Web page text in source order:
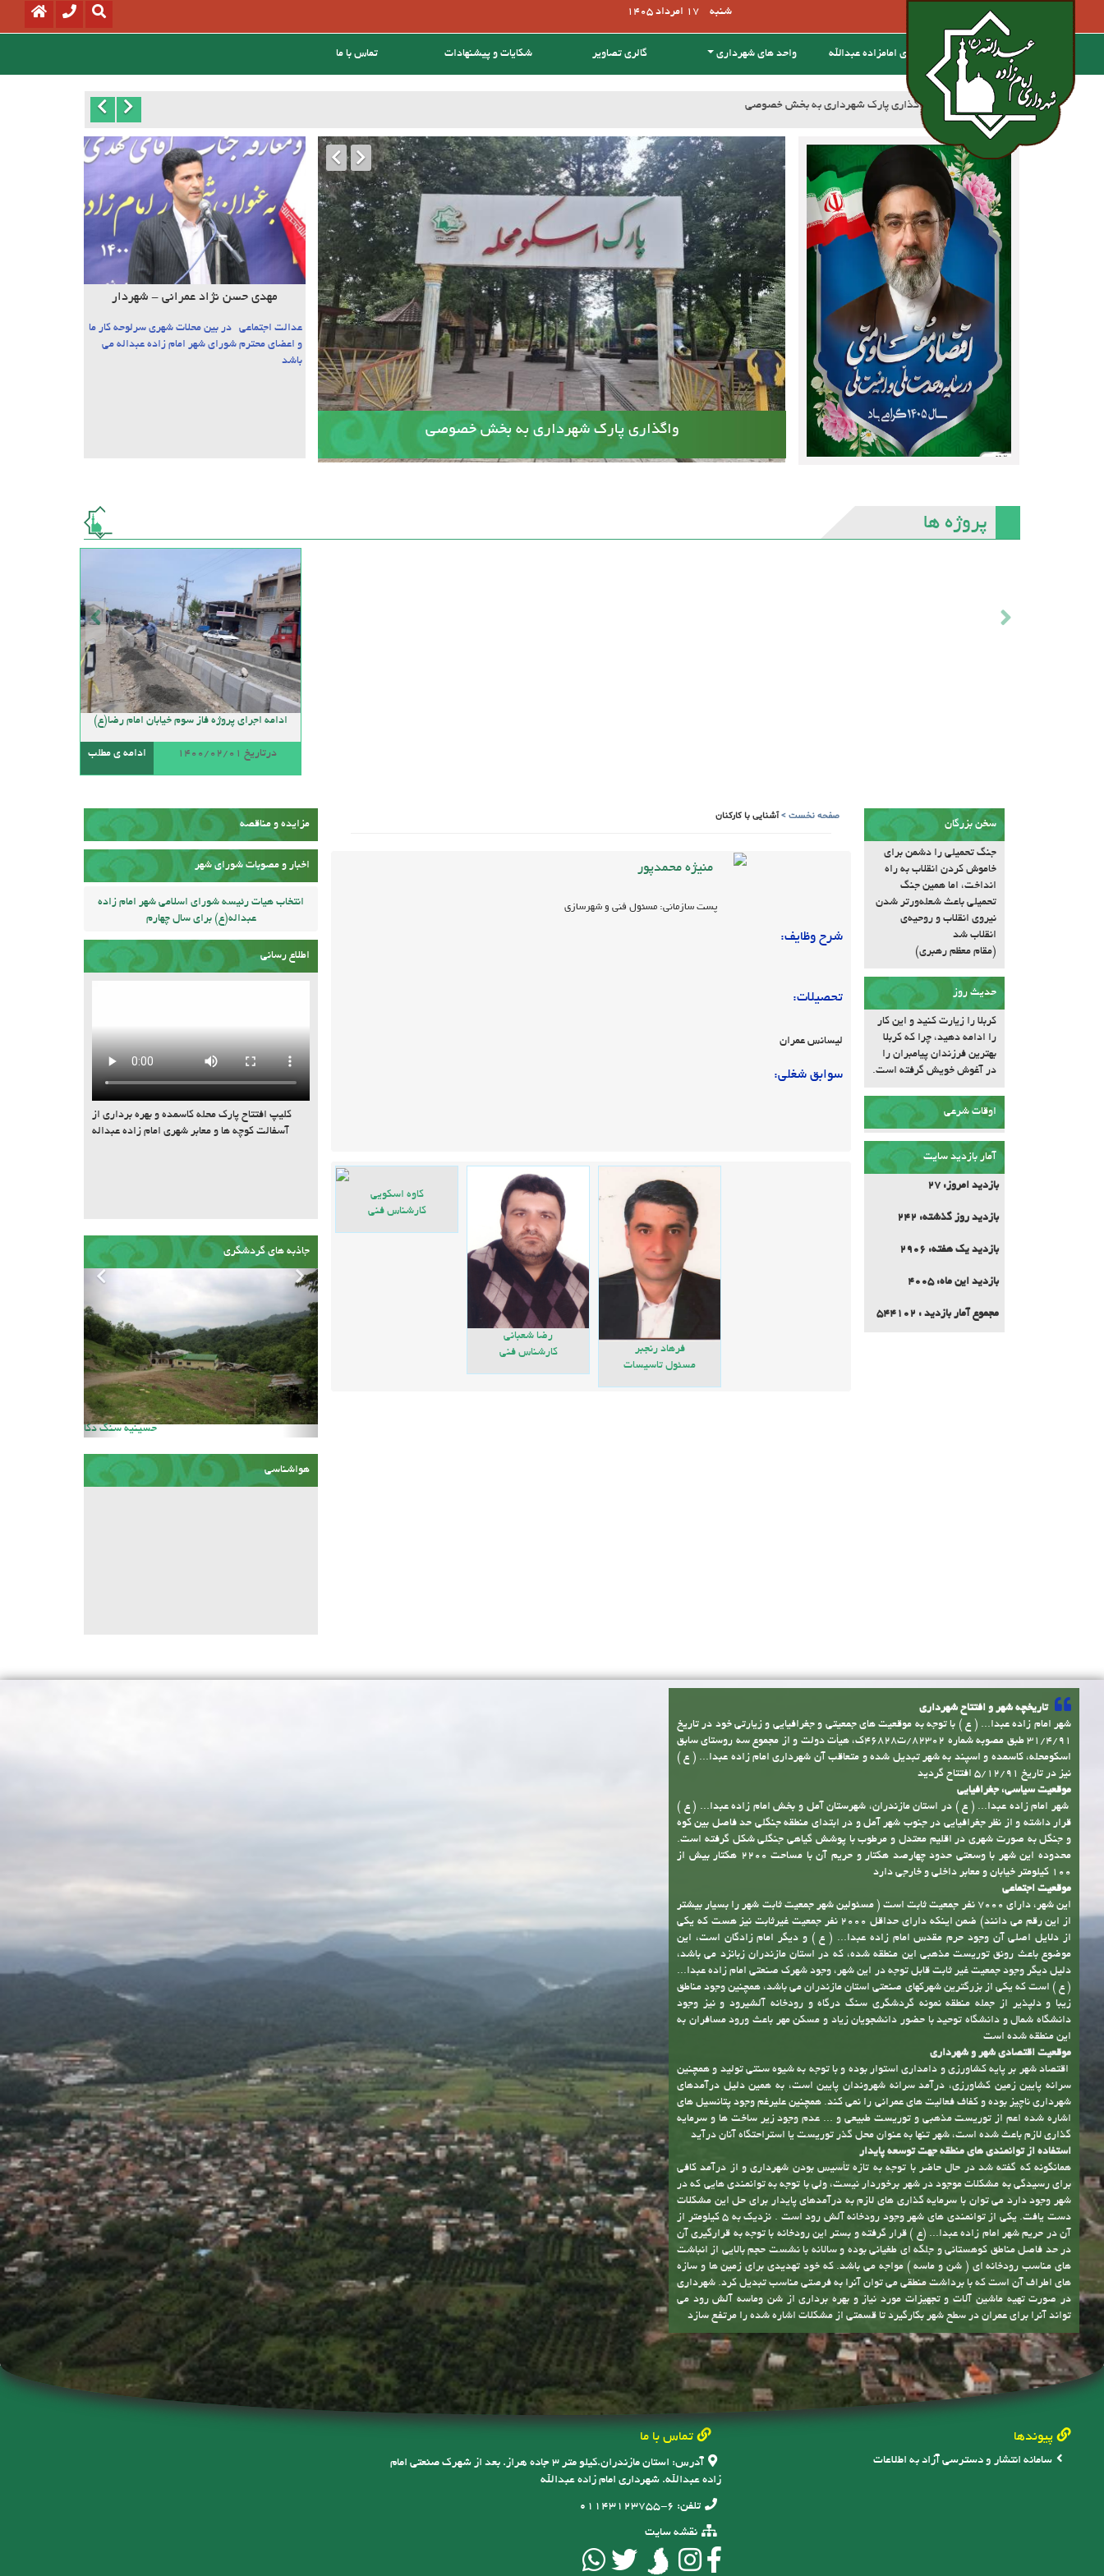
شنبه 17 امرداد 1405
تماس با ما شکایات و پیشنهادات گالری تصاویر واحد های شهرداری درباره ی امامزاده عبدالله خانه
:خبر آسفالت کوچه وصال ۲۰
آسفالت کوچه وصال ۲۰
مهدی حسن نژاد عمرانی - شهردار
عدالت اجتماعی در بین محلات شهری سرلوحه کار ما
و اعضای محترم شورای شهر امام زاده عبداله می
باشد
پروژه ها
ادامه اجرای پروژه فاز سوم خیابان امام رضا(ع)
ادامه ی مطلب درتاریخ 1400/02/01
مزایده و مناقصه
اخبار و مصوبات شورای شهر
انتخاب هیات رئیسه شورای اسلامی شهر امام زاده
عبداله(ع) برای سال چهارم
اطلاع رسانی
کلیپ افتتاح پارک محله کاسمده و بهره برداری از
آسفالت کوچه ها و معابر شهری امام زاده عبداله
جاذبه های گردشگری
هواشناسی
صفحه نخست >آشنایی با کارکنان
منیژه محمدپور
پست سازمانی: مسئول فنی و شهرسازی
شرح وظایف:
تحصیلات:
لیسانس عمران
سوابق شغلی:
کاوه اسکویی
کارشناس فنی
رضا شعبانی
کارشناس فنی
فرهاد رنجبر
مسئول تاسیسات
سخن بزرگان
جنگ تحمیلی را دشمن برای
خاموش کردن انقلاب به راه
انداخت، اما همین جنگ
تحمیلی باعث شعله‌ورتر شدن
نیروی انقلاب و روحیه‌ی
انقلاب شد
(مقام معظم رهبری)
حدیث روز
کربلا را زیارت کنید و این کار
را ادامه دهید، چرا که کربلا
بهترین فرزندان پیامبران را
در آغوش خویش گرفته است.
اوقات شرعی
آمار بازدید سایت
بازدید امروز: 27
بازدید روز گذشته: 242
بازدید یک هفته: 2906
بازدید این ماه: 4005
مجموع آمار بازدید : 544102
تاریخچه شهر و افتتاح شهرداری
شهر امام زاده عبدا... ( ع ) با توجه به موقعیت های جمعیتی و جغرافیایی و زیارتی خود در تاریخ
31/4/91 طبق مصوبه شماره 82302/ت46828ک، هیأت دولت و از مجموع سه روستای سابق
اسکومحله، کاسمده و اسپند به شهر تبدیل شده و متعاقب آن شهرداری امام زاده عبدا... ( ع )
نیز در تاریخ 5/12/91 افتتاح گردید
موقعیت سیاسی، جغرافیایی
شهر امام زاده عبدا... ( ع ) در استان مازندران، شهرستان آمل و بخش امام زاده عبدا... ( ع )
قرار داشته و از نظر جغرافیایی در جنوب شهر آمل و در ابتدای منطقه جنگلی حد فاصل بین کوه
و جنگل به صورت شهری در اقلیم معتدل و مرطوب با پوشش گیاهی جنگلی شکل گرفته است.
100 کیلومتر خیابان و معابر داخلی و خارجی دارد
موقعیت اجتماعی
این شهر، دارای 7000 نفر جمعیت ثابت است ( مسئولین شهر جمعیت ثابت شهر را بسیار بیشتر
از این رقم می دانند) ضمن اینکه دارای حداقل 2000 نفر جمعیت غیرثابت نیز هست که یکی
از دلایل اصلی آن وجود حرم مقدس امام زاده عبدا... ( ع ) و دیگر امام زادگان است، این
موضوع باعث رونق توریست مذهبی این منطقه شده، که در استان مازندران زبانزد می باشد،
دلیل دیگر وجود جمعیت غیر ثابت قابل توجه در این شهر، وجود شهرک صنعتی امام زاده عبدا...
( ع ) است که یکی از بزرگترین شهرکهای صنعتی استان مازندران می باشد، همچنین وجود مناطق
زیبا و دلپذیر از جمله منطقه نمونه گردشگری سنگ درگاه و رودخانه آلشیرود و نیز وجود
دانشگاه شمال و دانشگاه توحید با حضور دانشجویان زیاد و مسکن مهر باعث ورود مسافران به
این منطقه شده است
موقعیت اقتصادی شهر و شهرداری
اقتصاد شهر بر پایه کشاورزی و دامداری استوار بوده و با توجه به شیوه سنتی تولید و همچنین
سرانه پایین زمین کشاورزی، درآمد سرانه شهروندان پایین است، به همین دلیل درآمدهای
شهرداری ناچیز بوده و کفاف فعالیت های عمرانی را نمی کند. همچنین علیرغم وجود پتانسیل های
اشاره شده اعم از توریست مذهبی و توریست طبیعی و ... عدم وجود زیر ساخت ها و سرمایه
گذاری لازم باعث شده است، شهر تنها به عنوان محل گذر توریست یا استراحتگاه آنان درآید
استفاده از توانمندی های منطقه جهت توسعه پایدار
همانگونه که گفته شد در حال حاضر با توجه به تازه تأسیس بودن شهرداری و از درآمد کافی
برای رسیدگی به مشکلات موجود در شهر برخوردار نیست، ولی با توجه به توانمندی هایی که در
شهر وجود دارد می توان با سرمایه گذاری های لازم به درآمدهای پایدار برای حل این مشکلات
دست یافت. یکی از توانمندی های شهر وجود رودخانه آلش رود است . نزدیک به 5 کیلومتر از
آن در حریم شهر امام زاده عبدا... (ع ) قرار گرفته و بستر این رودخانه با توجه به قرارگیری آن
در حد فاصل مناطق کوهستانی و جلگه ای طغیانی بوده و سالانه با نشست حجم بالایی از انباشت
های مناسب رودخانه ای ( شن و ماسه ) مواجه می باشد. که خود تهدیدی برای زمین ها و سازه
های اطراف آن است که با برداشت منطقی می توان آنرا به فرصتی مناسب تبدیل کرد. شهرداری
در صورت تهیه ماشین آلات و تجهیزات مورد نیاز و بهره برداری از شن وماسه آلش رود می
تواند آنرا برای عمران در سطح شهر بکارگیرد تا قسمتی از مشکلات اشاره شده را مرتفع سازد
پیوندها تماس با ما
آدرس:
استان مازندران.کیلو متر ۳ جاده هراز. بعد از شهرک صنعتی امام
زاده عبدالله. شهرداری امام زاده عبدالله
تلفن:
نقشه سایت